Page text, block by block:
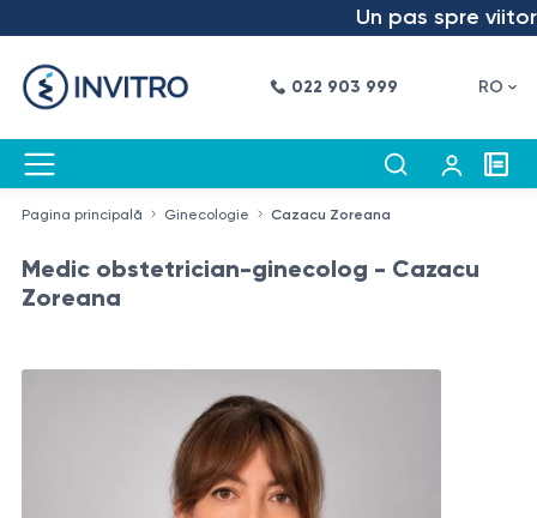
Un pas spre viitor –
022 903 999 RO
Pagina principală Ginecologie Cazacu Zoreana
Medic obstetrician-ginecolog - Cazacu
Zoreana